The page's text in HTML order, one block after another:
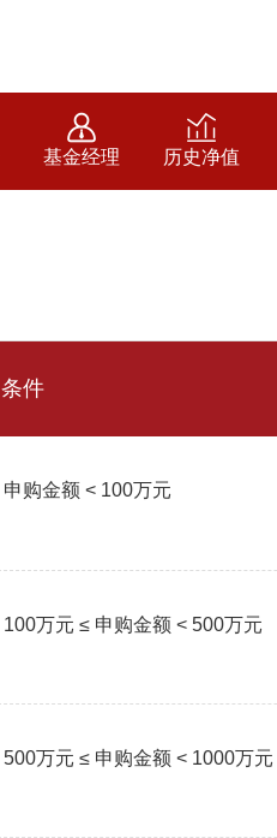
基金经理 历史净值
条件
申购金额 < 100万元
100万元 ≤ 申购金额 < 500万元
500万元 ≤ 申购金额 < 1000万元